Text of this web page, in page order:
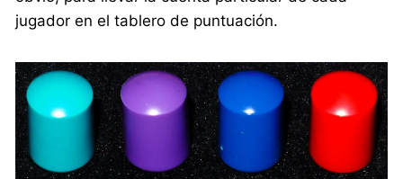
jugador en el tablero de puntuación.